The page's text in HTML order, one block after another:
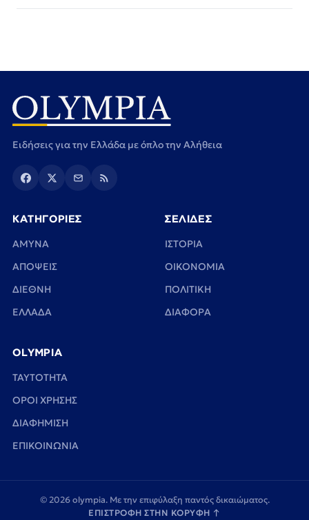
Ειδήσεις για την Ελλάδα με όπλο την Αλήθεια
ΚΑΤΗΓΟΡΙΕΣ
ΑΜΥΝΑ
ΑΠΟΨΕΙΣ
ΔΙΕΘΝΗ
ΕΛΛΑΔΑ
ΣΕΛΙΔΕΣ
ΙΣΤΟΡΙΑ
ΟΙΚΟΝΟΜΙΑ
ΠΟΛΙΤΙΚΗ
ΔΙΑΦΟΡΑ
OLYMPIA
TAYTOTHTA
ΟΡΟΙ ΧΡΗΣΗΣ
ΔΙΑΦΗΜΙΣΗ
ΕΠΙΚΟΙΝΩΝΙΑ
© 2026 olympia. Με την επιφύλαξη παντός δικαιώματος.
ΕΠΙΣΤΡΟΦΗ ΣΤΗΝ ΚΟΡΥΦΗ ↑